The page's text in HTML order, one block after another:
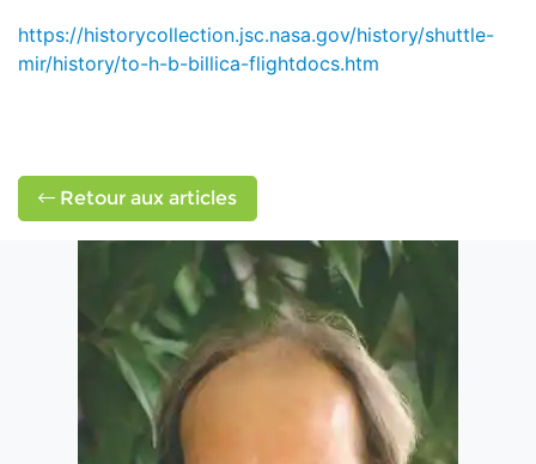
https://historycollection.jsc.nasa.gov/history/shuttle-
mir/history/to-h-b-billica-flightdocs.htm
Retour aux articles